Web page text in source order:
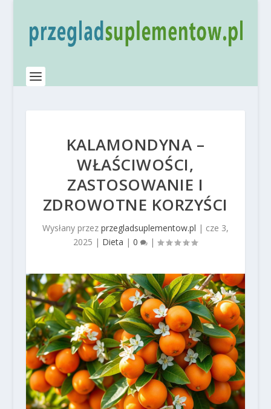
KALAMONDYNA –
WŁAŚCIWOŚCI,
ZASTOSOWANIE I
ZDROWOTNE KORZYŚCI
Wysłany przez przegladsuplementow.pl | cze 3,
2025 | Dieta |0 |